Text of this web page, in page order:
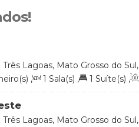
Três Lagoas, Mato Grosso do Sul,
, 1 Sala(s) , 1 Suíte(s) ,
, Útil: 140.00m²
Três Lagoas, Mato Grosso do Sul,